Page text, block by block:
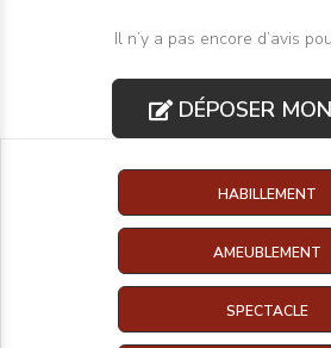
Il n’y a pas encore d’avis
DÉPOSER
HABILLEMENT
AMEUBLEMENT
SPECTACLE